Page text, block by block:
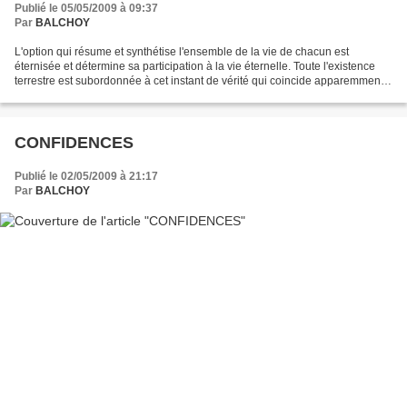
Publié le 05/05/2009 à 09:37
Par BALCHOY
L'option qui résume et synthétise l'ensemble de la vie de chacun est
éternisée et détermine sa participation à la vie éternelle. Toute l'existence
terrestre est subordonnée à cet instant de vérité qui coincide apparemment
CONFIDENCES
Publié le 02/05/2009 à 21:17
Par BALCHOY